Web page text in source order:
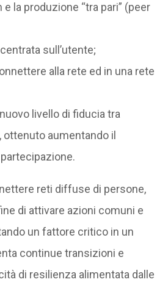
e la produzione “tra pari” (peer
sull’utente;
alla rete ed in una rete
livello di fiducia tra
aumentando il
reti diffuse di persone,
di attivare azioni comuni e
un fattore critico in un
continue transizioni e
di resilienza alimentata dalle